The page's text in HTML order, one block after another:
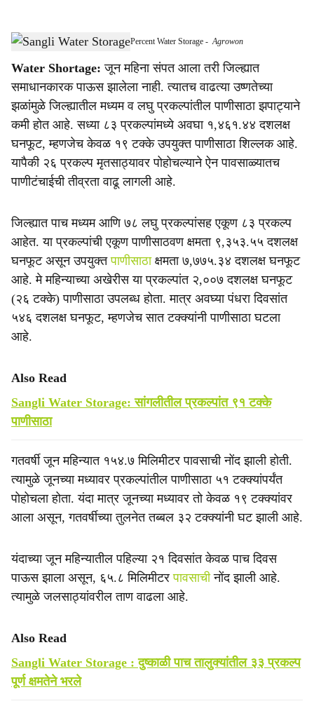
a
r
e
Sangli Reservoirs Left with Just 19 Percent Water Storage -Agrowon
Water Shortage: जून महिना संपत आला तरी जिल्ह्यात
समाधानकारक पाऊस झालेला नाही. त्यातच वाढत्या उष्णतेच्या
झळांमुळे जिल्ह्यातील मध्यम व लघु प्रकल्पांतील पाणीसाठा झपाट्याने
कमी होत आहे. सध्या ८३ प्रकल्पांमध्ये अवघा १,४६१.४४ दशलक्ष
घनफूट, म्हणजेच केवळ १९ टक्के उपयुक्त पाणीसाठा शिल्लक आहे.
यापैकी २६ प्रकल्प मृतसाठ्यावर पोहोचल्याने ऐन पावसाळ्यातच
पाणीटंचाईची तीव्रता वाढू लागली आहे.
जिल्ह्यात पाच मध्यम आणि ७८ लघु प्रकल्पांसह एकूण ८३ प्रकल्प
आहेत. या प्रकल्पांची एकूण पाणीसाठवण क्षमता ९,३५३.५५ दशलक्ष
घनफूट असून उपयुक्तपाणीसाठा क्षमता ७,७७५.३४ दशलक्ष घनफूट
आहे. मे महिन्याच्या अखेरीस या प्रकल्पांत २,००७ दशलक्ष घनफूट
(२६ टक्के) पाणीसाठा उपलब्ध होता. मात्र अवघ्या पंधरा दिवसांत
५४६ दशलक्ष घनफूट, म्हणजेच सात टक्क्यांनी पाणीसाठा घटला
आहे.
Also Read
Sangli Water Storage: सांगलीतील प्रकल्पांत ९१ टक्के
पाणीसाठा
गतवर्षी जून महिन्यात १५४.७ मिलिमीटर पावसाची नोंद झाली होती.
त्यामुळे जूनच्या मध्यावर प्रकल्पांतील पाणीसाठा ५१ टक्क्यांपर्यंत
पोहोचला होता. यंदा मात्र जूनच्या मध्यावर तो केवळ १९ टक्क्यांवर
आला असून, गतवर्षीच्या तुलनेत तब्बल ३२ टक्क्यांनी घट झाली आहे.
यंदाच्या जून महिन्यातील पहिल्या २१ दिवसांत केवळ पाच दिवस
पाऊस झाला असून, ६५.८ मिलिमीटरपावसाचीनोंद झाली आहे.
त्यामुळे जलसाठ्यांवरील ताण वाढला आहे.
Also Read
Sangli Water Storage : दुष्काळी पाच तालुक्यांतील ३३ प्रकल्प
पूर्ण क्षमतेने भरले